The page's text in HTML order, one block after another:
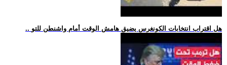
.. هل اقتراب انتخابات الكونغرس يضيق هامش الوقت أمام واشنطن للتو